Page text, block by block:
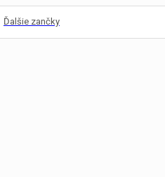
Ďalšie zančky